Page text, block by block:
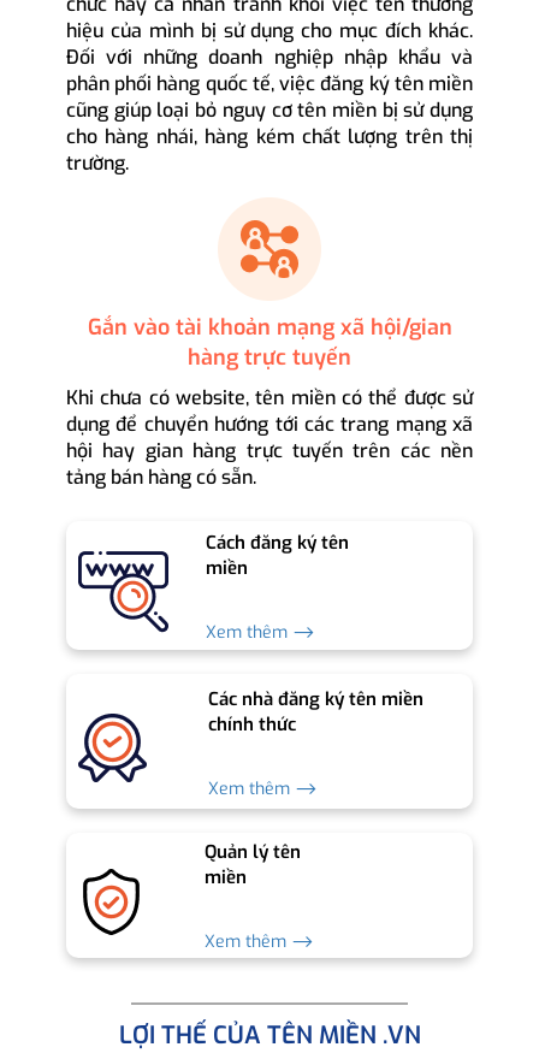
hiệu của mình bị sử dụng cho mục đích khác.
Đối với những doanh nghiệp nhập khẩu và
phân phối hàng quốc tế, việc đăng ký tên miền
cũng giúp loại bỏ nguy cơ tên miền bị sử dụng
cho hàng nhái, hàng kém chất lượng trên thị
trường.
Gắn vào tài khoản mạng xã hội/gian
hàng trực tuyến
Khi chưa có website, tên miền có thể được sử
dụng để chuyển hướng tới các trang mạng xã
hội hay gian hàng trực tuyến trên các nền
tảng bán hàng có sẵn.
Cách đăng ký tên
miền
Xem thêm ⟶
Các nhà đăng ký tên miền
chính thức
Xem thêm ⟶
Quản lý tên
miền
Xem thêm ⟶
LỢI THẾ CỦA TÊN MIỀN .VN